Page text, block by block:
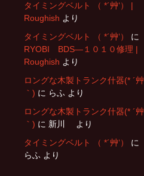
タイミングベルト （ *´艸‘） |
Roughish より
タイミングベルト （ *´艸‘）
に
RYOBI BDS―１０１０修理 |
Roughish より
ロングな木製トランク什器(* ´艸
｀) に らふ より
ロングな木製トランク什器(* ´艸
｀) に 新川
より
タイミングベルト （ *´艸‘）
に
らふ より